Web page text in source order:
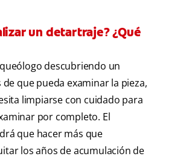
un detartraje? ¿Qué
descubriendo un
que pueda examinar la pieza,
limpiarse con cuidado para
por completo. El
que hacer más que
los años de acumulación de